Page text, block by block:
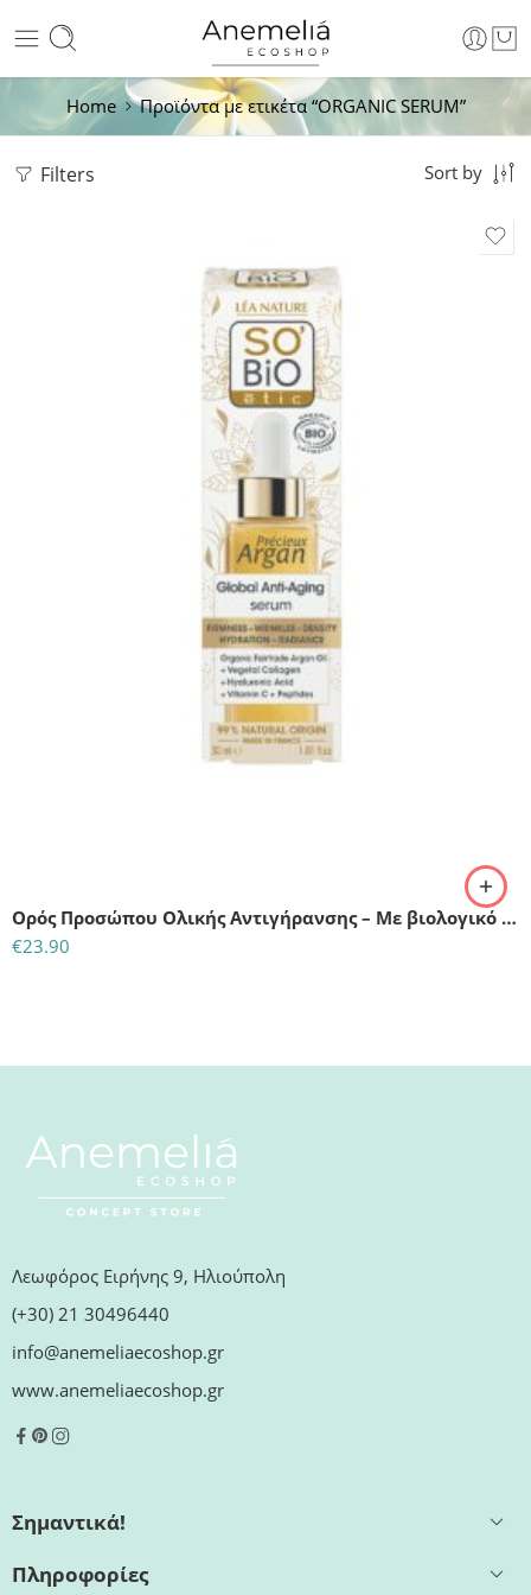
Home Προϊόντα με ετικέτα “ORGANIC SERUM”
Filters Sort by
Ορός Προσώπου Ολικής Αντιγήρανσης – Με βιολογικό αργανέλαιο, υαλουρονικό οξύ, βιταμίνη C, κολλαγόνο & πεπτίδια 30ml
€23.90
Λεωφόρος Ειρήνης 9, Ηλιούπολη
(+30) 21 30496440
info@anemeliaecoshop.gr
www.anemeliaecoshop.gr
Σημαντικά!
Πληροφορίες